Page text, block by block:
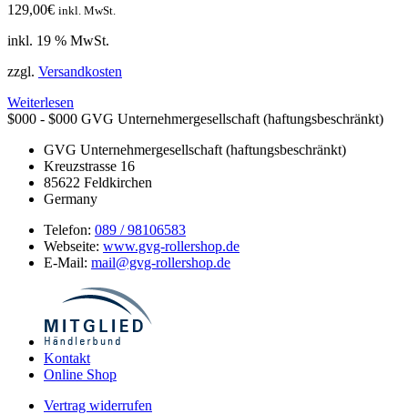
129,00€ inkl. MwSt.
inkl. 19 % MwSt.
zzgl. Versandkosten
Weiterlesen
$000 - $000 GVG Unternehmergesellschaft (haftungsbeschränkt)
GVG Unternehmergesellschaft (haftungsbeschränkt)
Kreuzstrasse 16
85622 Feldkirchen
Germany
Telefon: 089 / 98106583
Webseite: www.gvg-rollershop.de
E-Mail: mail@gvg-rollershop.de
Kontakt
Online Shop
Vertrag widerrufen